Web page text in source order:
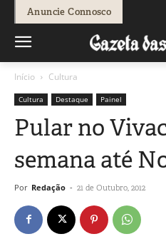
Anuncie Connosco
Início Cultura
Cultura Destaque Painel
Pular no
semana até
Por Redação - 21 de Outubro, 2012